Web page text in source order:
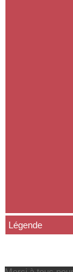
Légende